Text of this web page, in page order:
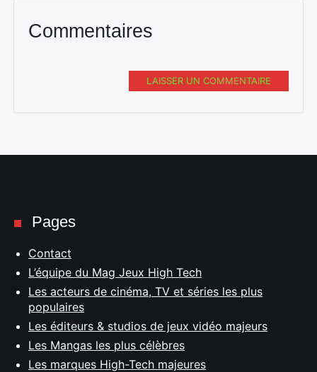
Commentaires
LAISSER UN COMMENTAIRE
Pages
Contact
L’équipe du Mag Jeux High Tech
Les acteurs de cinéma, TV et séries les plus
populaires
Les éditeurs & studios de jeux vidéo majeurs
Les Mangas les plus célèbres
Les marques High-Tech majeures